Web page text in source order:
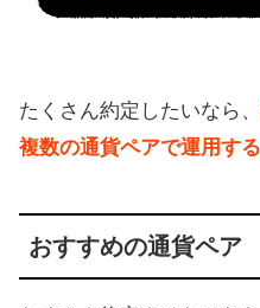
たくさん約定したいなら、
複数の通貨ペアで運用す
おすすめの通貨ペア